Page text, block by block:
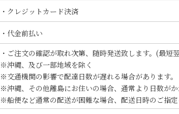
・クレジットカード決済
・代金前払い
・ご注文の確認が取れ次第、随時発送致します。(最短
※沖縄、及び一部地域を除く
※交通機関の影響で配達日数が遅れる場合があります。
※沖縄、その他離島にお住いの場合、通常より日数がか
※船便など通常の配送が困難な場合、配送日時のご指定